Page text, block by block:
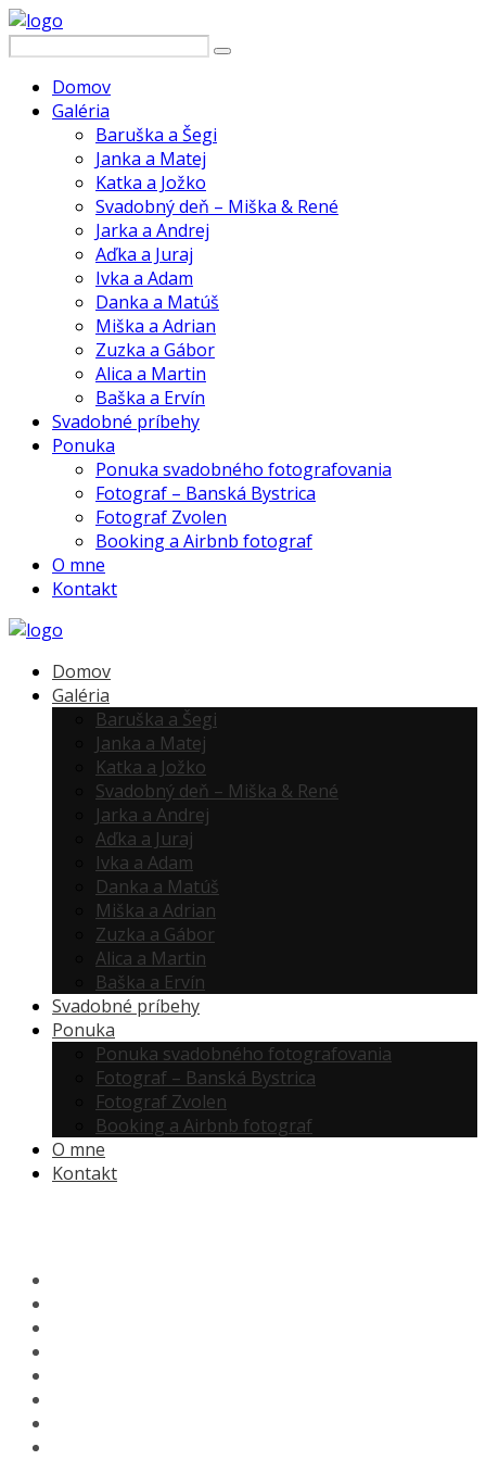
Domov
Galéria
Baruška a Šegi
Janka a Matej
Katka a Jožko
Svadobný deň – Miška & René
Jarka a Andrej
Aďka a Juraj
Ivka a Adam
Danka a Matúš
Miška a Adrian
Zuzka a Gábor
Alica a Martin
Baška a Ervín
Svadobné príbehy
Ponuka
Ponuka svadobného fotografovania
Fotograf – Banská Bystrica
Fotograf Zvolen
Booking a Airbnb fotograf
O mne
Kontakt
Domov
Galéria
Baruška a Šegi
Janka a Matej
Katka a Jožko
Svadobný deň – Miška & René
Jarka a Andrej
Aďka a Juraj
Ivka a Adam
Danka a Matúš
Miška a Adrian
Zuzka a Gábor
Alica a Martin
Baška a Ervín
Svadobné príbehy
Ponuka
Ponuka svadobného fotografovania
Fotograf – Banská Bystrica
Fotograf Zvolen
Booking a Airbnb fotograf
O mne
Kontakt